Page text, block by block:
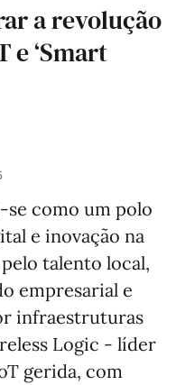
a revolução
e ‘Smart
se como um polo
e inovação na
talento local,
empresarial e
infraestruturas
Logic - líder
gerida, com